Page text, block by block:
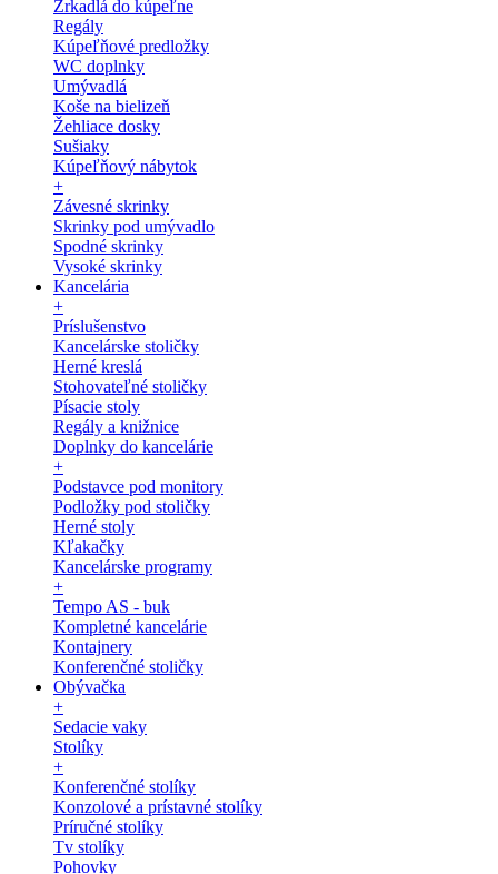
Zrkadlá do kúpeľne
Regály
Kúpeľňové predložky
WC doplnky
Umývadlá
Koše na bielizeň
Žehliace dosky
Sušiaky
Kúpeľňový nábytok
+
Závesné skrinky
Skrinky pod umývadlo
Spodné skrinky
Vysoké skrinky
Kancelária
+
Príslušenstvo
Kancelárske stoličky
Herné kreslá
Stohovateľné stoličky
Písacie stoly
Regály a knižnice
Doplnky do kancelárie
+
Podstavce pod monitory
Podložky pod stoličky
Herné stoly
Kľakačky
Kancelárske programy
+
Tempo AS - buk
Kompletné kancelárie
Kontajnery
Konferenčné stoličky
Obývačka
+
Sedacie vaky
Stolíky
+
Konferenčné stolíky
Konzolové a prístavné stolíky
Príručné stolíky
Tv stolíky
Pohovky